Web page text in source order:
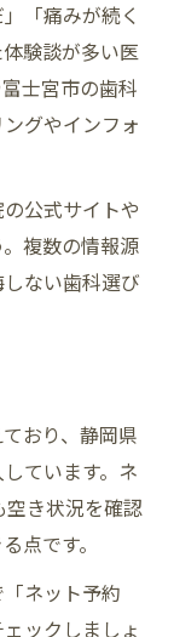
「痛みが続く
験談が多い医
士宮市の歯科
グやインフォ
公式サイトや
複数の情報源
ない歯科選び
おり、静岡県
ています。ネ
空き状況を確認
点です。
ネット予約
ックしましょ